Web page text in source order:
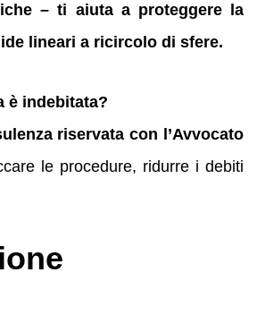
– ti aiuta a proteggere la
lineari a ricircolo di sfere.
è indebitata?
riservata con l’Avvocato
le procedure, ridurre i debiti